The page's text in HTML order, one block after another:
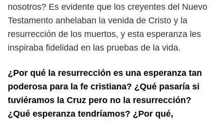
nosotros? Es evidente que los creyentes del Nuevo
Testamento anhelaban la venida de Cristo y la
resurrección de los muertos, y esta esperanza les
inspiraba fidelidad en las pruebas de la vida.
¿Por qué la resurrección es una esperanza tan
poderosa para la fe cristiana? ¿Qué pasaría si
tuviéramos la Cruz pero no la resurrección?
¿Qué esperanza tendríamos? ¿Por qué,